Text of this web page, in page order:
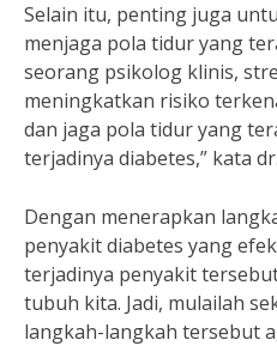
Selain itu, penting juga
menjaga pola tidur yang
seorang psikolog klinis,
meningkatkan risiko
dan jaga pola tidur yang
terjadinya diabetes,” kata
Dengan menerapkan
penyakit diabetes yang
terjadinya penyakit
tubuh kita. Jadi, mulailah
langkah-langkah tersebut